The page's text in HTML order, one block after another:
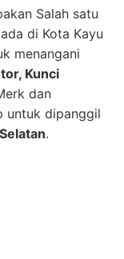
Salah satu
di Kota Kayu
menangani
Kunci
dan
untuk dipanggil
.